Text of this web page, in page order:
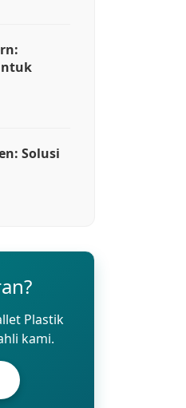
Solusi
Plastik
kami.